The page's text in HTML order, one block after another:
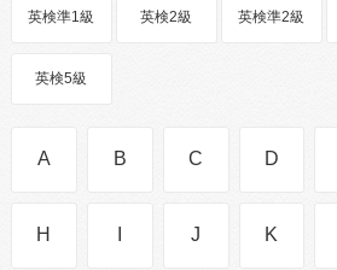
英検準1級 英検2級 英検準2級
英検5級
A B C D
H J K